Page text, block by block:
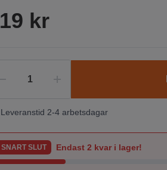
kr
Leveranstid 2-4 arbetsdagar
SNART SLUT Endast 2 kvar i lager!